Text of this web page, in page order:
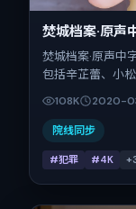
焚城档案·原声
焚城档案·原声中
包括辛芷蕾、小
皮尤、安藤樱。
节档前后与观众
分钟。
108K 2020-
院线同步
#犯罪 #4K +